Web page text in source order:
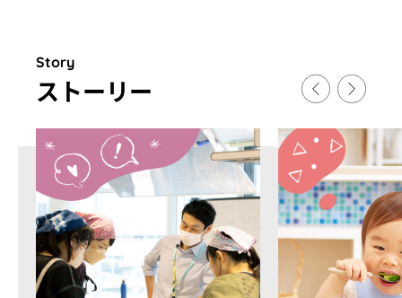
Story
ストー リ ー